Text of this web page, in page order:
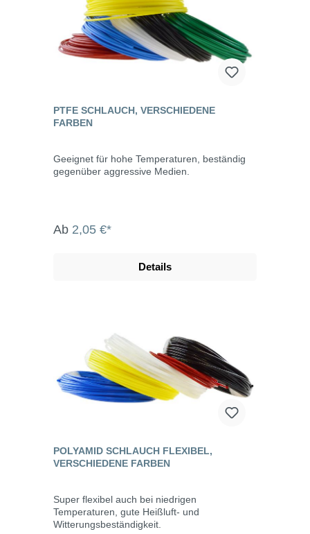
PTFE SCHLAUCH, VERSCHIEDENE
FARBEN
Geeignet für hohe Temperaturen, beständig
gegenüber aggressive Medien.
Ab 2,05 €*
Details
POLYAMID SCHLAUCH FLEXIBEL,
VERSCHIEDENE FARBEN
Super flexibel auch bei niedrigen
Temperaturen, gute Heißluft- und
Witterungsbeständigkeit.